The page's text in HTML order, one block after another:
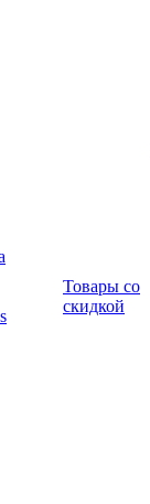
Товары со
скидкой